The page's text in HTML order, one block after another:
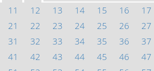
11
12 13 14 15 16 17
21
22 23 24 25 26 27
31
32 33 34 35 36 37
41
42 43 44 45 46 47